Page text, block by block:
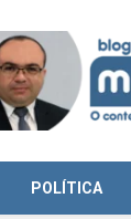
POLÍTICA